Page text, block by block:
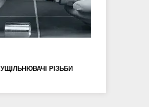
УЩІЛЬНЮВАЧІ РІЗЬБИ